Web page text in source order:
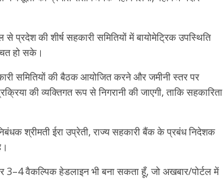
प्रदेश की शीर्ष सहकारी समितियों में बायोमेट्रिक उपस्थिति
हो सके।
समितियों की बैठक आयोजित करने और जमीनी स्तर पर
की व्यक्तिगत रूप से निगरानी की जाएगी, ताकि सहकारिता
श्रीमती ईरा उप्रेती, राज्य सहकारी बैंक के प्रबंध निदेशक
वैकल्पिक हेडलाइन भी बना सकता हूँ, जो अखबार/पोर्टल में